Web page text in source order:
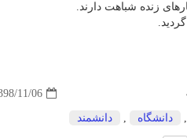
زنده شباهت دارند.
11/06
دانشگاه دانشمند